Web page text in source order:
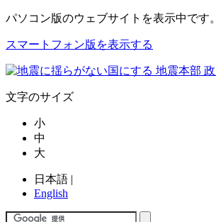
パソコン版のウェブサイトを表示中です。
スマートフォン版を表示する
文字のサイズ
小
中
大
日本語 |
English